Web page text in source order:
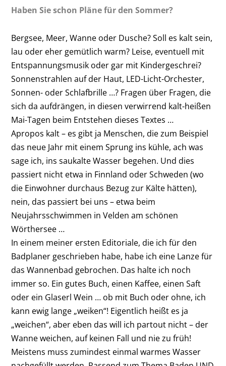
Haben Sie schon Pläne für den Sommer?
Bergsee, Meer, Wanne oder Dusche? Soll es kalt sein,
lau oder eher gemütlich warm? Leise, eventuell mit
Entspannungsmusik oder gar mit Kindergeschrei?
Sonnen­strahlen auf der Haut, LED-Licht-Orchester,
Sonnen- oder Schlafbrille …? Fragen über Fragen, die
sich da aufdrängen, in diesen verwirrend kalt-heißen
Mai-Tagen beim Entstehen dieses Textes …
Apropos kalt – es gibt ja Menschen, die zum Beispiel
das neue Jahr mit einem Sprung ins kühle, ach was
sage ich, ins saukalte Wasser begehen. Und dies
passiert nicht etwa in Finnland oder Schweden (wo
die Einwohner durchaus Bezug zur Kälte hätten),
nein, das passiert bei uns – etwa beim
Neujahrsschwimmen in Velden am schönen
Wörthersee …
In einem meiner ersten Editoriale, die ich für den
Badplaner geschrieben habe, habe ich ­eine Lanze für
das Wannenbad gebrochen. Das halte ich noch
immer so. Ein gutes Buch, einen Kaffee, einen Saft
oder ein Glaserl Wein … ob mit Buch oder ohne, ich
kann ewig lange „weiken“! Eigentlich heißt es ja
„weichen“, aber eben das will ich partout nicht – der
Wanne weichen, auf keinen Fall und nie zu früh!
Meistens muss zumindest einmal ­warmes Wasser